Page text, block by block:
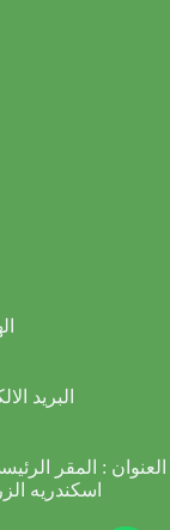
البريد
العنوان : المقر
اسكندريه